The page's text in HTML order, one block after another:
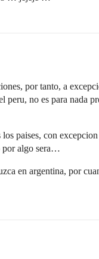
por tanto, a
peru, no es para nada
paises, con
por algo sera…
en argentina, por